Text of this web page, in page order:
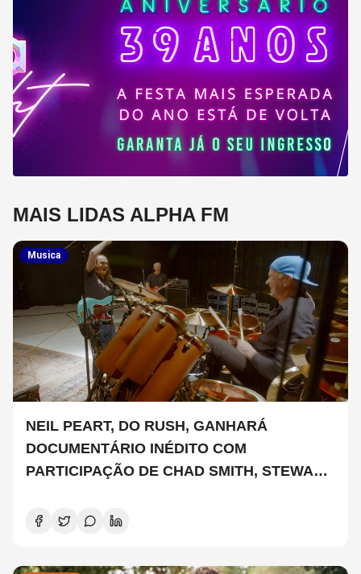
MAIS LIDAS ALPHA FM
Musica
NEIL PEART, DO RUSH, GANHARÁ
DOCUMENTÁRIO INÉDITO COM
PARTICIPAÇÃO DE CHAD SMITH, STEWART